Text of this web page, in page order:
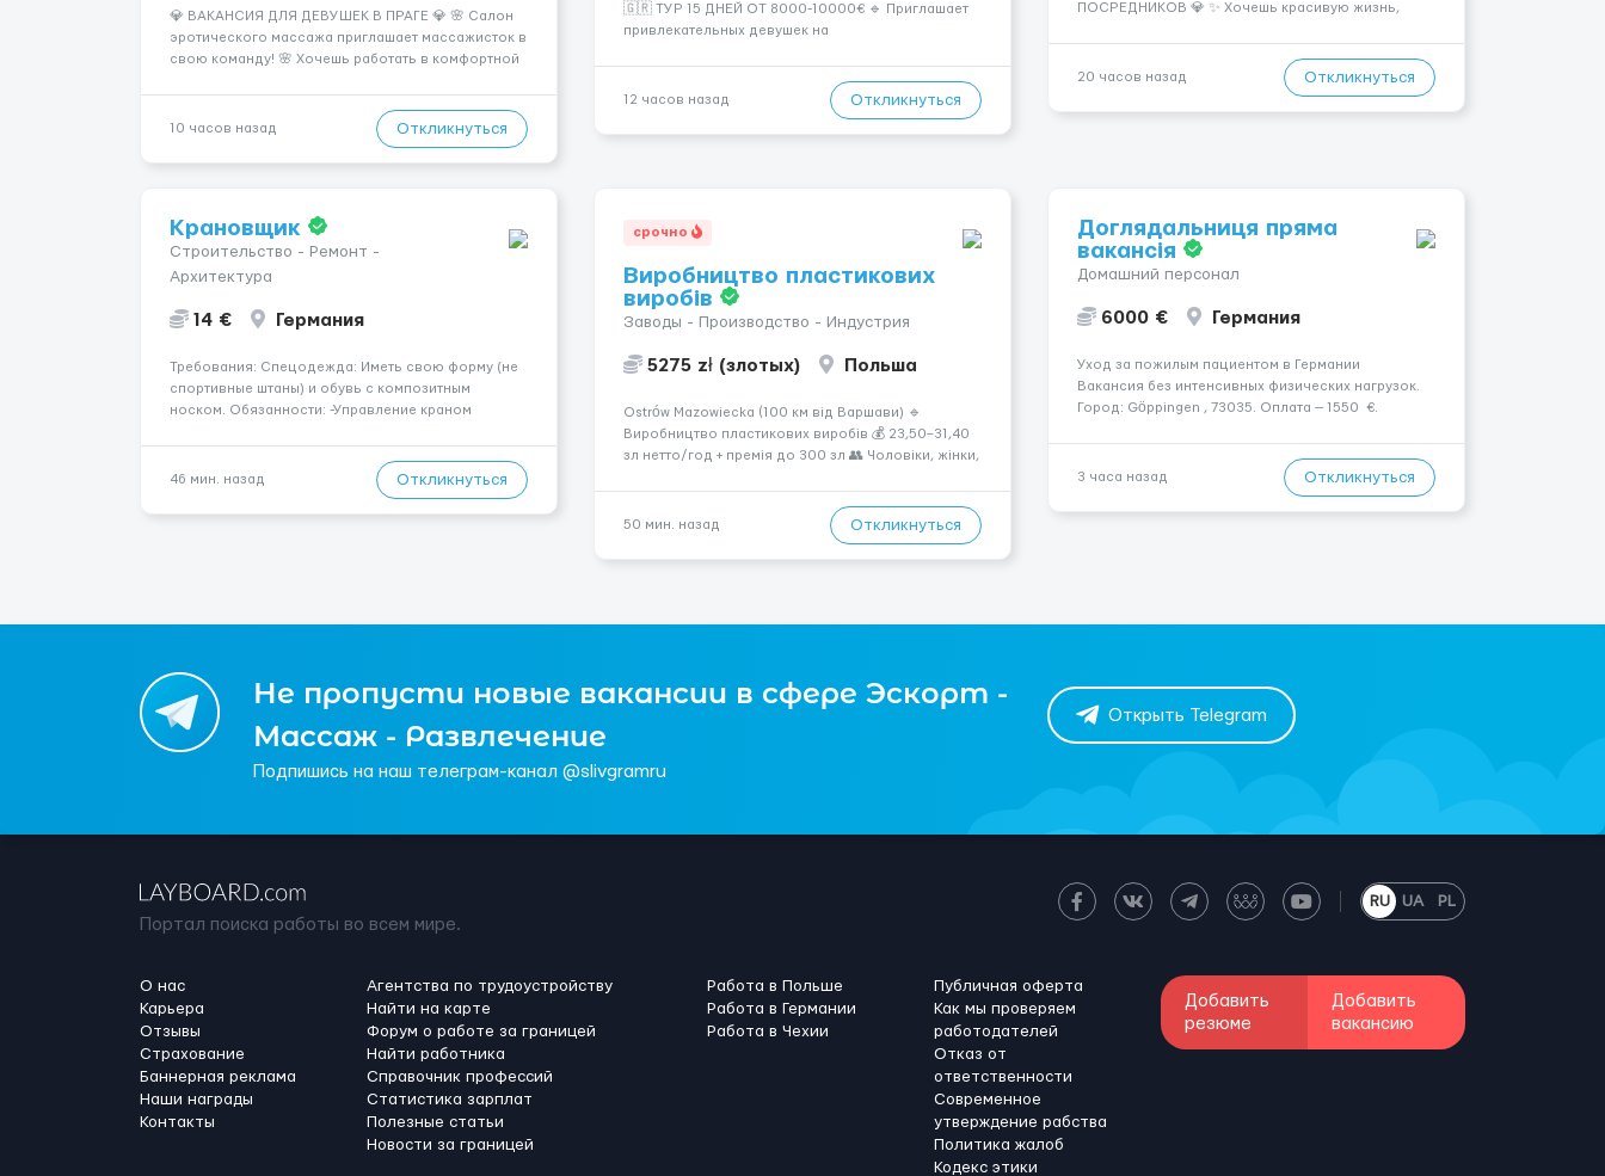
💎 ВАКАНСИЯ ДЛЯ ДЕВУШЕК В ПРАГЕ 💎 🌸 Салон
эротического массажа приглашает массажисток в
свою команду! 🌸 Хочешь работать в комфортной
мы ждём именно тебя! 💆‍♀️✨ 💰 ЧТО МЫ ПРЕДЛАГАЕМ:
10 часов назад Откликнуться
🇬🇷 ТУР 15 ДНЕЙ ОТ 8000-10000€ 🔹 Приглашает
привлекательных девушек на
хорошие деньги 💶 — это предложение для тебя! 🔹
12 часов назад Откликнуться
ПОСРЕДНИКОВ 💎 ✨ Хочешь красивую жизнь,
— Опытная команда с годами практики —
Стабильный поток клиентов (без ...
20 часов назад Откликнуться
Крановщик
Строительство - Ремонт -
Архитектура
14 € Германия
Требования: Спецодежда: Иметь свою форму (не
спортивные штаны) и обувь с композитным
носком. Обязанности: -Управление краном
инструкций по безопасности. -Опыт управления
различными типами кранов (моб...
46 мин. назад Откликнуться
срочно
Виробництво пластикових
виробів
Заводы - Производство - Индустрия
5275 zł (злотых) Польша
Ostrów Mazowiecka (100 км від Варшави) 🔹
Виробництво пластикових виробів 💰 23,50–31,40
зл нетто/год + премія до 300 зл 👥 Чоловіки, жінки,
— 400 зл. 📦 Обов...
50 мин. назад Откликнуться
Доглядальниця пряма
вакансія
Домашний персонал
6000 € Германия
Уход за пожилым пациентом в Германии
Вакансия без интенсивных физических нагрузок.
Город: Göppingen , 73035. Оплата — 1550 €.
Початкова стадія деменції. Ночной уход: ...
3 часа назад Откликнуться
Не пропусти новые вакансии в сфере Эскорт -
Массаж - Развлечение
Подпишись на наш телеграм-канал @slivgramru
Открыть Telegram
Портал поиска работы во всем мире.
RU UA PL
О нас
Карьера
Отзывы
Страхование
Баннерная реклама
Наши награды
Контакты
Агентства по трудоустройству
Найти на карте
Форум о работе за границей
Найти работника
Справочник профессий
Статистика зарплат
Полезные статьи
Новости за границей
Работа в Польше
Работа в Германии
Работа в Чехии
Публичная оферта
Как мы проверяем
работодателей
Отказ от
ответственности
Современное
утверждение рабства
Политика жалоб
Кодекс этики
Добавить
резюме
Добавить
вакансию